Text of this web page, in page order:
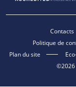
Contacts
Politique de
Plan du site
©2026